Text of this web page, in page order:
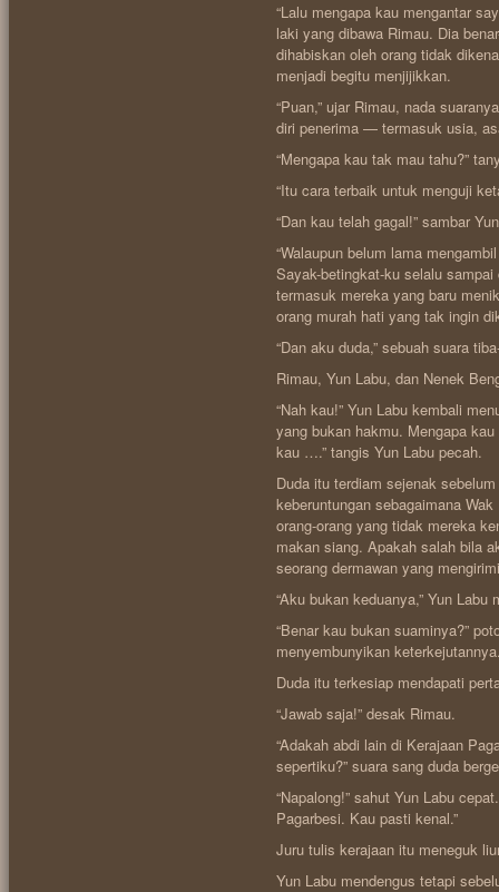
“Lalu mengapa kau mengantar
laki yang dibawa Rimau. Dia
dihabiskan oleh orang tidak
menjadi begitu menjijikkan.
“Puan,” ujar Rimau, nada
diri penerima — termasuk usia,
“Mengapa kau tak mau tahu?”
“Itu cara terbaik untuk menguji
“Dan kau telah gagal!” sambar
“Walaupun belum lama
Sayak-betingkat-ku selalu
termasuk mereka yang baru
orang murah hati yang tak ingin
“Dan aku duda,” sebuah suara
Rimau, Yun Labu, dan Nenek
“Nah kau!” Yun Labu kembali
yang bukan hakmu. Mengapa
kau ….” tangis Yun Labu pecah.
Duda itu terdiam sejenak
keberuntungan sebagaimana
orang-orang yang tidak mereka
makan siang. Apakah salah bila
seorang dermawan yang
“Aku bukan keduanya,” Yun Labu
“Benar kau bukan suaminya?”
menyembunyikan
Duda itu terkesiap mendapati
“Jawab saja!” desak Rimau.
“Adakah abdi lain di Kerajaan
sepertiku?” suara sang duda
“Napalong!” sahut Yun Labu
Pagarbesi. Kau pasti kenal.”
Juru tulis kerajaan itu meneguk
Yun Labu mendengus tetapi